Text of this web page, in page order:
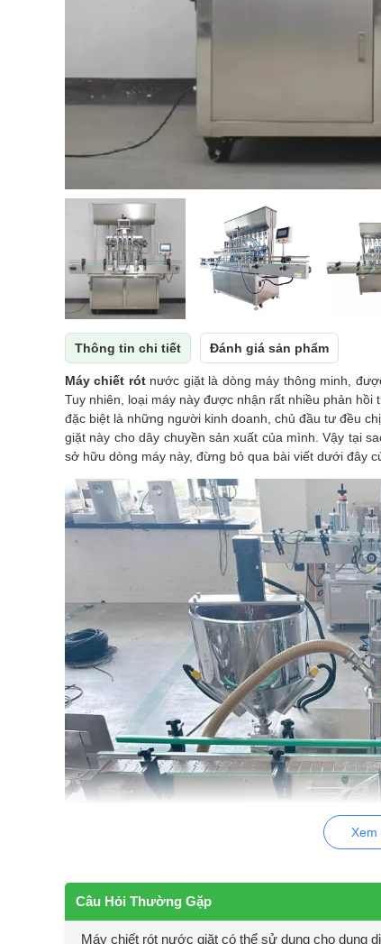
Thông tin chi tiết Đánh giá sản phẩm
Máy chiết rótnước giặt là dòng máy thông minh,
Tuy nhiên, loại máy này được nhận rất nhiều phản
đặc biệt là những người kinh doanh, chủ đầu tư đều
giặt này cho dây chuyền sản xuất của mình. Vậy tại
sở hữu dòng máy này, đừng bỏ qua bài viết dưới đây
Xem
Câu Hỏi Thường Gặp
Máy chiết rót nước giặt có thể sử dụng cho dung